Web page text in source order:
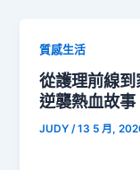
質感生活
從護理前線
逆襲熱血故事
JUDY /13 5 月,